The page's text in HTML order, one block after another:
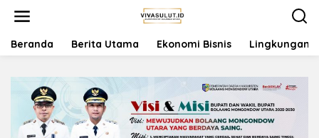
Beranda Berita Utama Ekonomi Bisnis Lingkungan